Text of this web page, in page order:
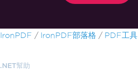
跳至頁尾內容
IronPDF IronPDF部落格 PDF工具
.NET幫助